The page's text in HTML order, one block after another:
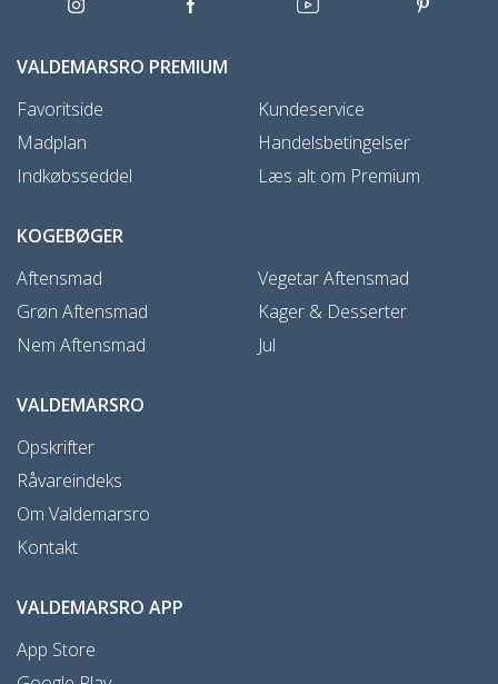
VALDEMARSRO PREMIUM
Favoritside
Madplan
Indkøbsseddel
Kundeservice
Handelsbetingelser
Læs alt om Premium
KOGEBØGER
Aftensmad
Grøn Aftensmad
Nem Aftensmad
Vegetar Aftensmad
Kager & Desserter
Jul
VALDEMARSRO
Opskrifter
Råvareindeks
Om Valdemarsro
Kontakt
VALDEMARSRO APP
App Store